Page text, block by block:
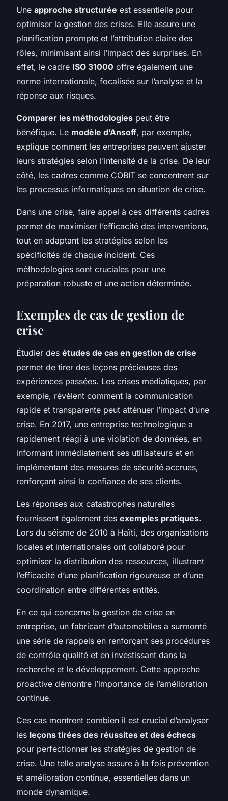
Une approche structurée est essentielle pour
optimiser la gestion des crises. Elle assure une
planification prompte et l’attribution claire des
rôles, minimisant ainsi l’impact des surprises. En
effet, le cadre ISO 31000 offre également une
norme internationale, focalisée sur l’analyse et la
réponse aux risques.
Comparer les méthodologies peut être
bénéfique. Le modèle d’Ansoff, par exemple,
explique comment les entreprises peuvent ajuster
leurs stratégies selon l’intensité de la crise. De leur
côté, les cadres comme COBIT se concentrent sur
les processus informatiques en situation de crise.
Dans une crise, faire appel à ces différents cadres
permet de maximiser l’efficacité des interventions,
tout en adaptant les stratégies selon les
spécificités de chaque incident. Ces
méthodologies sont cruciales pour une
préparation robuste et une action déterminée.
Exemples de cas de gestion de
crise
Étudier des études de cas en gestion de crise
permet de tirer des leçons précieuses des
expériences passées. Les crises médiatiques, par
exemple, révèlent comment la communication
rapide et transparente peut atténuer l’impact d’une
crise. En 2017, une entreprise technologique a
rapidement réagi à une violation de données, en
informant immédiatement ses utilisateurs et en
implémentant des mesures de sécurité accrues,
renforçant ainsi la confiance de ses clients.
Les réponses aux catastrophes naturelles
fournissent également des exemples pratiques.
Lors du séisme de 2010 à Haïti, des organisations
locales et internationales ont collaboré pour
optimiser la distribution des ressources, illustrant
l’efficacité d’une planification rigoureuse et d’une
coordination entre différentes entités.
En ce qui concerne la gestion de crise en
entreprise, un fabricant d’automobiles a surmonté
une série de rappels en renforçant ses procédures
de contrôle qualité et en investissant dans la
recherche et le développement. Cette approche
proactive démontre l’importance de l’amélioration
continue.
Ces cas montrent combien il est crucial d’analyser
les leçons tirées des réussites et des échecs
pour perfectionner les stratégies de gestion de
crise. Une telle analyse assure à la fois prévention
et amélioration continue, essentielles dans un
monde dynamique.